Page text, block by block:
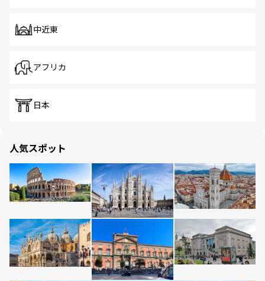
中近東
アフリカ
日本
人気スポット